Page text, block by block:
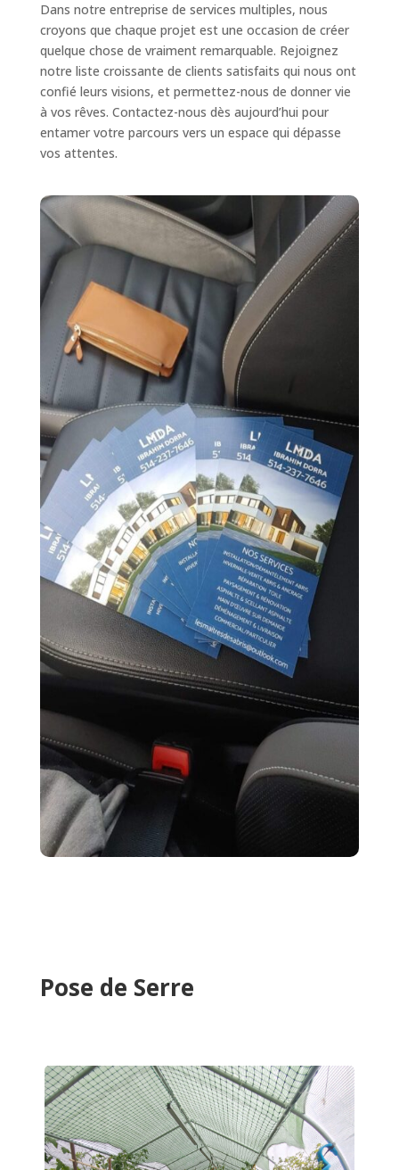
Dans notre entreprise de services multiples, nous
croyons que chaque projet est une occasion de créer
quelque chose de vraiment remarquable. Rejoignez
notre liste croissante de clients satisfaits qui nous ont
confié leurs visions, et permettez-nous de donner vie
à vos rêves. Contactez-nous dès aujourd’hui pour
entamer votre parcours vers un espace qui dépasse
vos attentes.
Pose de Serre
seeing
personalized
content and
offers.